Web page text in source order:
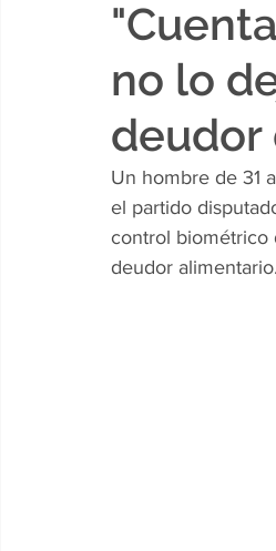
no lo
deudor
Un hombre de 31
el partido
control biométrico
deudor alimentario.